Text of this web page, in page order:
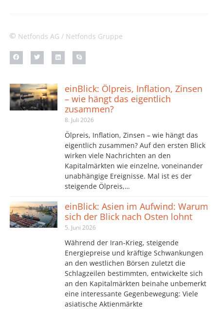
Netfonds AG / Netfonds Gruppe
einBlick: Ölpreis, Inflation, Zinsen
– wie hängt das eigentlich
zusammen?
8. Juli 2026
Ölpreis, Inflation, Zinsen – wie hängt das
eigentlich zusammen? Auf den ersten Blick
wirken viele Nachrichten an den
Kapitalmärkten wie einzelne, voneinander
unabhängige Ereignisse. Mal ist es der
steigende Ölpreis,…
einBlick: Asien im Aufwind: Warum
sich der Blick nach Osten lohnt
5. Juni 2026
Während der Iran-Krieg, steigende
Energiepreise und kräftige Schwankungen
an den westlichen Börsen zuletzt die
Schlagzeilen bestimmten, entwickelte sich
an den Kapitalmärkten beinahe unbemerkt
eine interessante Gegenbewegung: Viele
asiatische Aktienmärkte